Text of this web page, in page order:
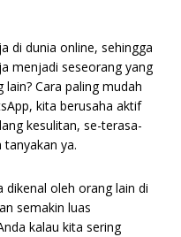
di dunia online, sehingga
menjadi seseorang yang
Cara paling mudah
kita berusaha aktif
kesulitan, se-terasa-
ya.
oleh orang lain di
semakin luas
kalau kita sering